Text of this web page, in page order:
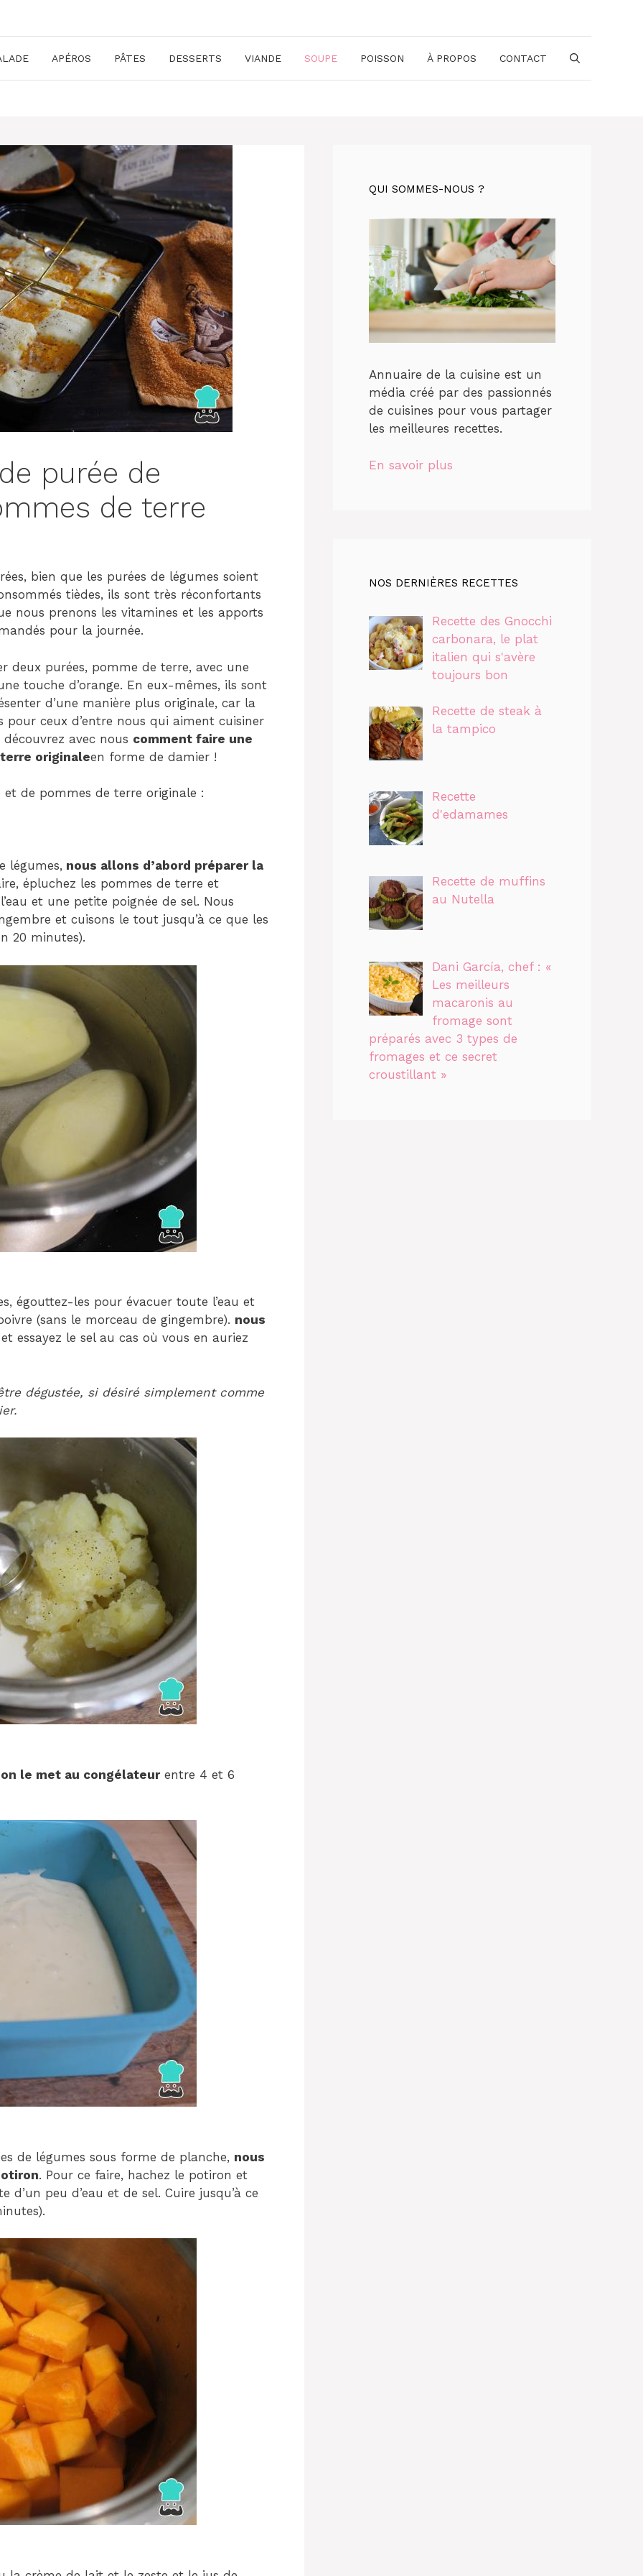
APÉROS PÂTES DESSERTS VIANDE SOUPE POISSON À PROPOS CONTACT
purée de
de terre
bien que les purées de légumes soient
tièdes, ils sont très réconfortants
nous prenons les vitamines et les apports
pour la journée.
deux purées, pomme de terre, avec une
touche d’orange. En eux-mêmes, ils sont
d’une manière plus originale, car la
ceux d’entre nous qui aiment cuisiner
avec nous comment faire une
originaleen forme de damier !
de pommes de terre originale :
légumes, nous allons d’abord préparer la
épluchez les pommes de terre et
et une petite poignée de sel. Nous
et cuisons le tout jusqu’à ce que les
20 minutes).
égouttez-les pour évacuer toute l’eau et
(sans le morceau de gingembre). nous
essayez le sel au cas où vous en auriez
dégustée, si désiré simplement comme
on le met au congélateurentre 4 et 6
de légumes sous forme de planche, nous
. Pour ce faire, hachez le potiron et
peu d’eau et de sel. Cuire jusqu’à ce
QUI SOMMES-NOUS ?
Annuaire de la cuisine est un
média créé par des passionnés
de cuisines pour vous partager
les meilleures recettes.
En savoir plus
NOS DERNIÈRES RECETTES
Recette des Gnocchi
carbonara, le plat
italien qui s'avère
toujours bon
Recette de steak à
la tampico
Recette
d'edamames
Recette de muffins
au Nutella
Dani García, chef : «
Les meilleurs
macaronis au
fromage sont
préparés avec 3 types de
fromages et ce secret
croustillant »